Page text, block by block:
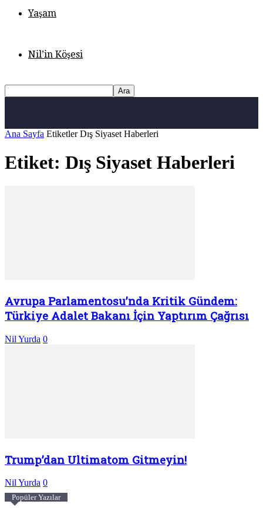
Yaşam
Nil’in Köşesi
Ana Sayfa Etiketler Dış Siyaset Haberleri
Etiket: Dış Siyaset Haberleri
Avrupa Parlamentosu’nda Kritik Gündem:
Türkiye Adalet Bakanı İçin Yaptırım Çağrısı
Nil Yurda 0
Trump’dan Ultimatom Gitmeyin!
Nil Yurda 0
Popüler Yazılar